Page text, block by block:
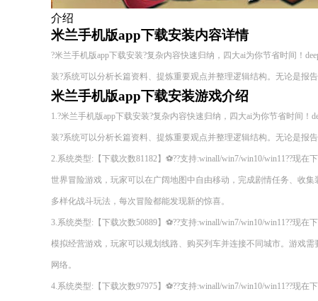
介绍
米兰手机版app下载安装内容详情
?米兰手机版app下载安装?复杂内容快速归纳，四大ai为你节省时间！
装?系统可以分析长篇资料、提炼重要观点并整理逻辑结构。无论是报
米兰手机版app下载安装游戏介绍
1.?米兰手机版app下载安装?复杂内容快速归纳，四大ai为你节省时间！
装?系统可以分析长篇资料、提炼重要观点并整理逻辑结构。无论是报
2.系统类型:【下载次数81182】⚽??支持:winall/win7/win10/win11??现
世界冒险游戏，玩家可以在广阔地图中自由移动，完成剧情任务、收
多样化战斗玩法，每次冒险都能发现新的惊喜。
3.系统类型:【下载次数50889】⚽??支持:winall/win7/win10/win11??现
模拟经营游戏，玩家可以规划线路、购买列车并连接不同城市。游戏
网络。
4.系统类型:【下载次数97975】⚽??支持:winall/win7/win10/win11??现